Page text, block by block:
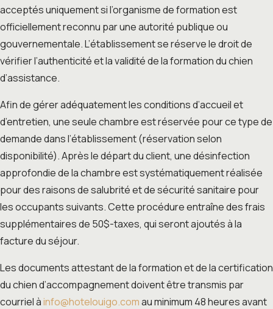
acceptés uniquement si l’organisme de formation est
officiellement reconnu par une autorité publique ou
gouvernementale. L’établissement se réserve le droit de
vérifier l’authenticité et la validité de la formation du chien
d’assistance.
Afin de gérer adéquatement les conditions d’accueil et
d’entretien, une seule chambre est réservée pour ce type de
demande dans l’établissement (réservation selon
disponibilité). Après le départ du client, une désinfection
approfondie de la chambre est systématiquement réalisée
pour des raisons de salubrité et de sécurité sanitaire pour
les occupants suivants. Cette procédure entraîne des frais
supplémentaires de 50$-taxes, qui seront ajoutés à la
facture du séjour.
Les documents attestant de la formation et de la certification
du chien d’accompagnement doivent être transmis par
courriel àinfo@hotelouigo.comau minimum 48 heures avant